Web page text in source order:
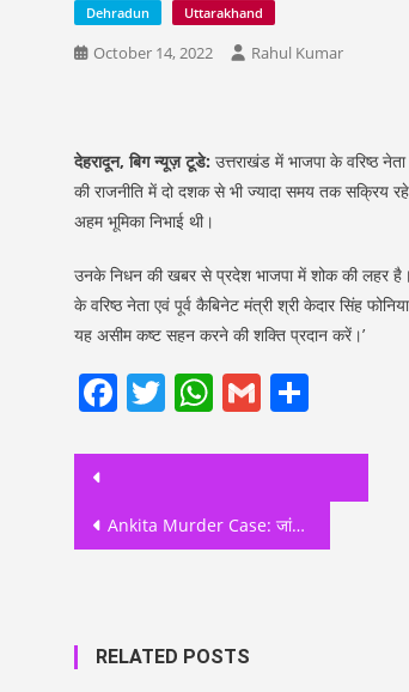
Dehradun Uttarakhand
October 14, 2022 Rahul Kumar
देहरादून, बिग न्यूज़ टूडे: उत्तराखंड में भाजपा के वरिष्ठ
की राजनीति में दो दशक से भी ज्यादा समय तक सक्रिय
अहम भूमिका निभाई थी।
उनके निधन की खबर से प्रदेश भाजपा में शोक की लहर है।
के वरिष्ठ नेता एवं पूर्व कैबिनेट मंत्री श्री केदार सिंह
यह असीम कष्ट सहन करने की शक्ति प्रदान करें।’
Facebook
Twitter
WhatsApp
Gmail
Post
navigation
Ankita Murder Case: जांच में पर्यटन नियमों के तहत पंजीकृत नहीं मिला वनंत्रा रिजॉर्ट, अब होगी कड़ी कार्रवाई
RELATED POSTS